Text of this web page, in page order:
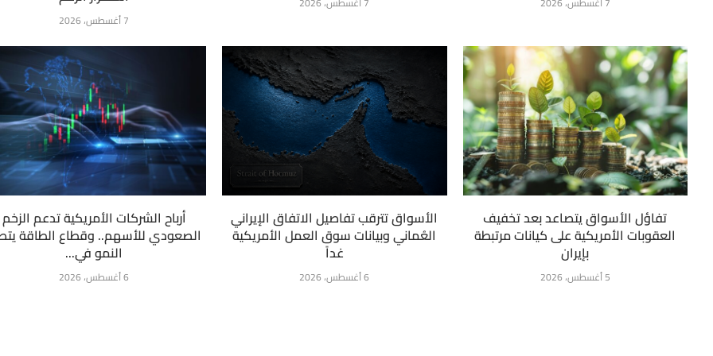
7 أغسطس، 2026
أرباح الشركات الأمريكية تدعم الزخم
الصعودي للأسهم.. وقطاع الطاقة
النمو في...
6 أغسطس، 2026
الأسواق تترقب تفاصيل الاتفاق الإيراني
العُماني وبيانات سوق العمل الأمريكية
غداً
6 أغسطس، 2026
تفاؤل الأسواق يتصاعد بعد تخفيف
العقوبات الأمريكية على كيانات مرتبطة
بإيران
5 أغسطس، 2026